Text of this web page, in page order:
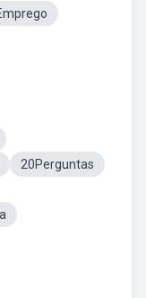
20Perguntas